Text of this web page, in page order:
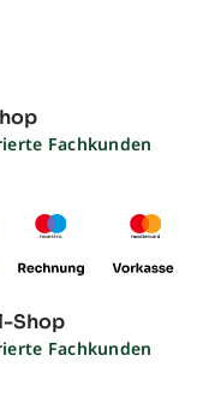
Fachkunden
Shop
Fachkunden